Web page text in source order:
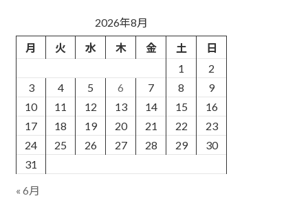
2026年8月
月
火 水 木 金 土
日
1
2
3
4 5 6 7 8
9
10
11 12 13 14 15
16
17
18 19 20 21 22
23
24
25 26 27 28 29
30
31
« 6月